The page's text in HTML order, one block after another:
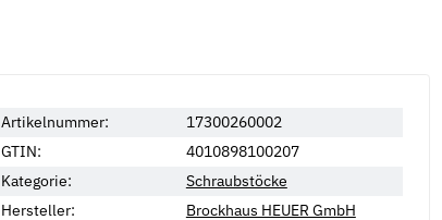
Artikelnummer:
17300260002
GTIN:
4010898100207
Kategorie:
Schraubstöcke
Hersteller:
Brockhaus HEUER GmbH